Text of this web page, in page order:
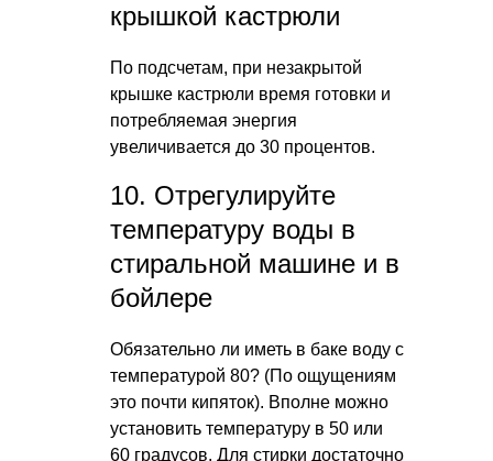
крышкой кастрюли
По подсчетам, при незакрытой
крышке кастрюли время готовки и
потребляемая энергия
увеличивается до 30 процентов.
10. Отрегулируйте
температуру воды в
стиральной машине и в
бойлере
Обязательно ли иметь в баке воду с
температурой 80? (По ощущениям
это почти кипяток). Вполне можно
установить температуру в 50 или
60 градусов. Для стирки достаточно